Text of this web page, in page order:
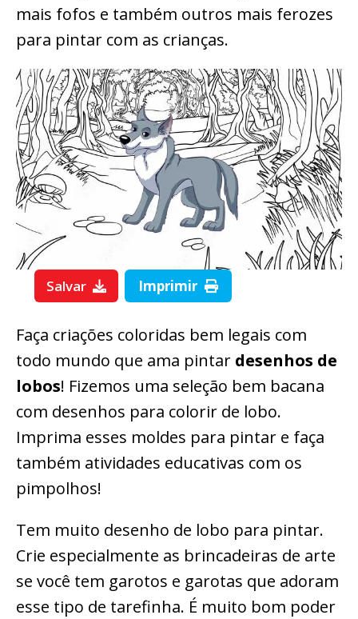
mais fofos e também outros mais ferozes
para pintar com as crianças.
Salvar Imprimir
Faça criações coloridas bem legais com
todo mundo que ama pintar desenhos de
lobos! Fizemos uma seleção bem bacana
com desenhos para colorir de lobo.
Imprima esses moldes para pintar e faça
também atividades educativas com os
pimpolhos!
Tem muito desenho de lobo para pintar.
Crie especialmente as brincadeiras de arte
se você tem garotos e garotas que adoram
esse tipo de tarefinha. É muito bom poder